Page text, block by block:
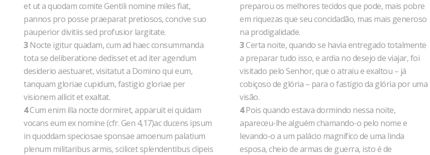
et ut a quodam comite Gentili nomine miles fiat,
pannos pro posse praeparat pretiosos, concive suo
pauperior divitiis sed profusior largitate.
3Nocte igitur quadam, cum ad haec consummanda
tota se deliberatione dedisset et ad iter agendum
desiderio aestuaret, visitatut a Domino qui eum,
tanquam gloriae cupidum, fastigio gloriae per
visionem allicit et exaltat.
4Cum enim illa nocte dormiret, apparuit ei quidam
vocans eum ex nomine (cfr. Gen 4,17)ac ducens ipsum
in quoddam speciosae sponsae amoenum palatium
plenum militaribus armis, scilicet splendentibus clipeis
preparou os melhores tecidos que pode, mais pobre
em riquezas que seu concidadão, mas mais generoso
na prodigalidade.
3Certa noite, quando se havia entregado totalmente
a preparar tudo isso, e ardia no desejo de viajar, foi
visitado pelo Senhor, que o atraiu e exaltou – já
cobiçoso de glória – para o fastígio da glória por uma
visão.
4Pois quando estava dormindo nessa noite,
apareceu-lhe alguém chamando-o pelo nome e
levando-o a um palácio magnífico de uma linda
esposa, cheio de armas de guerra, isto é de